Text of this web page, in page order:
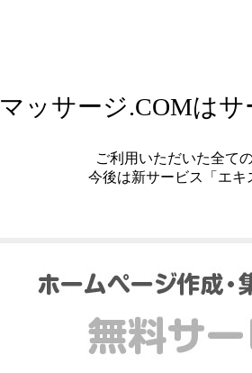
マッサージ.COMは
ご利用いただいた全て
今後は新サービス「エ